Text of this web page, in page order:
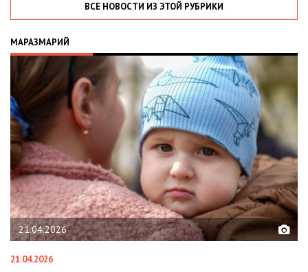
ВСЕ НОВОСТИ ИЗ ЭТОЙ РУБРИКИ
МАРАЗМАРИЙ